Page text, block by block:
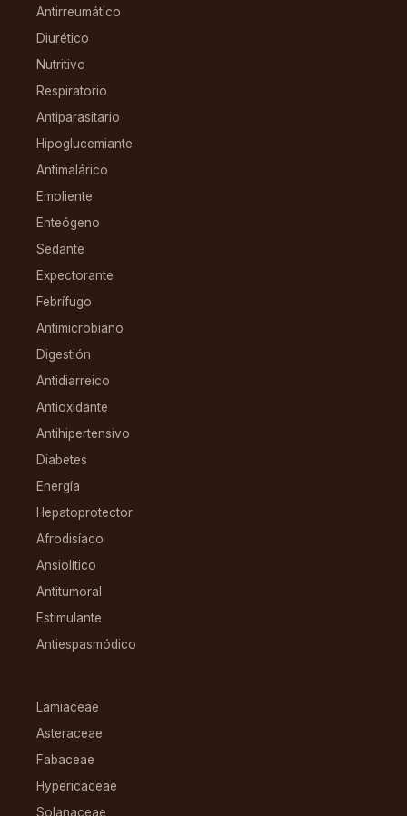
Antirreumático
Diurético
Nutritivo
Respiratorio
Antiparasitario
Hipoglucemiante
Antimalárico
Emoliente
Enteógeno
Sedante
Expectorante
Febrífugo
Antimicrobiano
Digestión
Antidiarreico
Antioxidante
Antihipertensivo
Diabetes
Energía
Hepatoprotector
Afrodisíaco
Ansiolítico
Antitumoral
Estimulante
Antiespasmódico
Lamiaceae
Asteraceae
Fabaceae
Hypericaceae
Solanaceae